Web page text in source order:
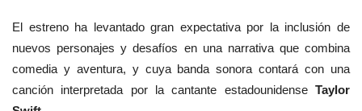
El estreno ha levantado gran expectativa por la inclusión de
nuevos personajes y desafíos en una narrativa que combina
comedia y aventura, y cuya banda sonora contará con una
canción interpretada por la cantante estadounidense Taylor